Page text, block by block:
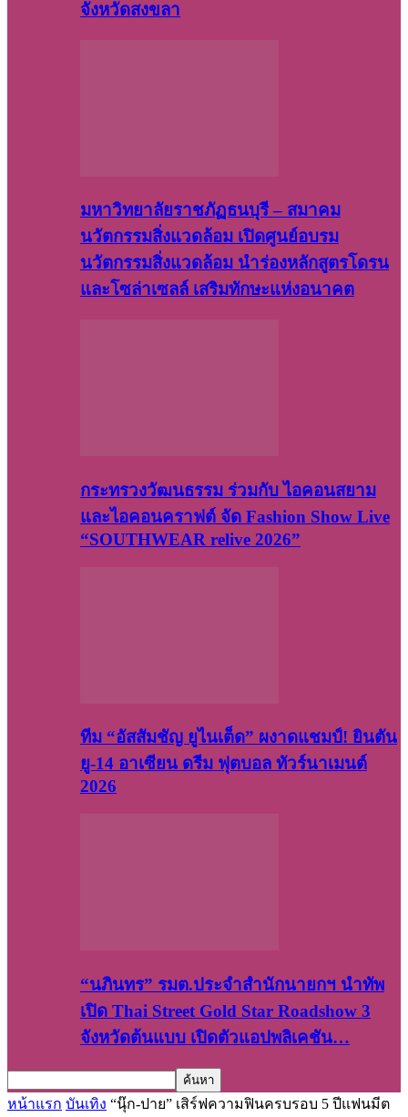
จังหวัดสงขลา
มหาวิทยาลัยราชภัฏธนบุรี – สมาคม
นวัตกรรมสิ่งแวดล้อม เปิดศูนย์อบรม
นวัตกรรมสิ่งแวดล้อม นำร่องหลักสูตรโดรน
และโซล่าเซลล์ เสริมทักษะแห่งอนาคต
กระทรวงวัฒนธรรม ร่วมกับ ไอคอนสยาม
และไอคอนคราฟต์ จัด Fashion Show Live
“SOUTHWEAR relive 2026”
ทีม “อัสสัมชัญ ยูไนเต็ด” ผงาดแชมป์! ยินตัน
ยู-14 อาเซียน ดรีม ฟุตบอล ทัวร์นาเมนต์
2026
“นภินทร” รมต.ประจำสำนักนายกฯ นำทัพ
เปิด Thai Street Gold Star Roadshow 3
จังหวัดต้นแบบ เปิดตัวแอปพลิเคชัน…
หน้าแรก บันเทิง “นุ๊ก-ปาย” เสิร์ฟความฟินครบรอบ 5 ปีแฟนมีต